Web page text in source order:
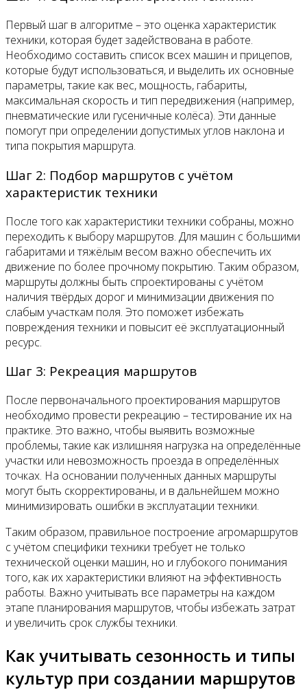
Первый шаг в алгоритме – это оценка характеристик
техники, которая будет задействована в работе.
Необходимо составить список всех машин и прицепов,
которые будут использоваться, и выделить их основные
параметры, такие как вес, мощность, габариты,
максимальная скорость и тип передвижения (например,
пневматические или гусеничные колёса). Эти данные
помогут при определении допустимых углов наклона и
типа покрытия маршрута.
Шаг 2: Подбор маршрутов с учётом
характеристик техники
После того как характеристики техники собраны, можно
переходить к выбору маршрутов. Для машин с большими
габаритами и тяжёлым весом важно обеспечить их
движение по более прочному покрытию. Таким образом,
маршруты должны быть спроектированы с учётом
наличия твёрдых дорог и минимизации движения по
слабым участкам поля. Это поможет избежать
повреждения техники и повысит её эксплуатационный
ресурс.
Шаг 3: Рекреация маршрутов
После первоначального проектирования маршрутов
необходимо провести рекреацию – тестирование их на
практике. Это важно, чтобы выявить возможные
проблемы, такие как излишняя нагрузка на определённые
участки или невозможность проезда в определённых
точках. На основании полученных данных маршруты
могут быть скорректированы, и в дальнейшем можно
минимизировать ошибки в эксплуатации техники.
Таким образом, правильное построение агромаршрутов
с учётом специфики техники требует не только
технической оценки машин, но и глубокого понимания
того, как их характеристики влияют на эффективность
работы. Важно учитывать все параметры на каждом
этапе планирования маршрутов, чтобы избежать затрат
и увеличить срок службы техники.
Как учитывать сезонность и типы
культур при создании маршрутов